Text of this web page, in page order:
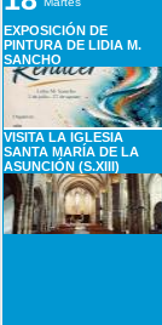
EXPOSICIÓN DE
PINTURA DE LIDIA M.
SANCHO
VISITA LA IGLESIA
SANTA MARÍA DE LA
ASUNCIÓN (S.XIII)